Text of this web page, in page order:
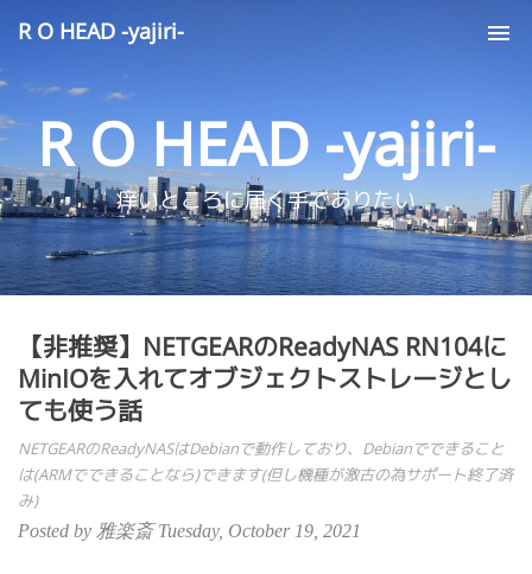
R O HEAD -yajiri-
R O HEAD -yajiri-
痒いところに届く手でありたい
【非推奨】NETGEARのReadyNAS RN104に
MinIOを入れてオブジェクトストレージとし
ても使う話
NETGEARのReadyNASはDebianで動作しており、Debianでできること
は(ARMでできることなら)できます(但し機種が激古の為サポート終了済
み)
Posted by 雅楽斎 Tuesday, October 19, 2021